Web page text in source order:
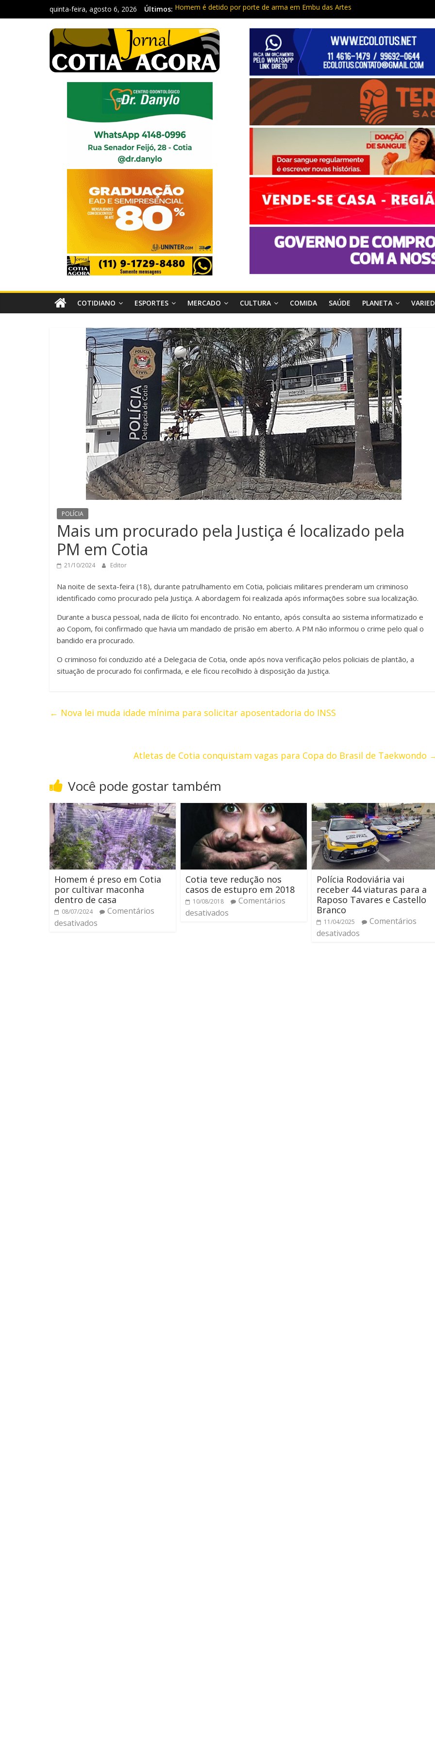
quinta-feira, agosto 6, 2026 Últimos: Homem é detido por porte de arma em Embu das Artes
Carretas da Capacitação trazem cursos gratuitos para Cotia e Vargem Grande
Traficante é preso com quase 400 porções de drogas no Jardim Rosemeire
Radares de Cotia vão passar por manutenção e vias serão interditadas
PM prende homem com grande quantidade de entorpecentes em Itapevi
COTIDIANO ESPORTES MERCADO CULTURA COMIDA SAÚDE PLANETA
POLÍCIA
Mais um procurado pela Justiça é localizado pela
PM em Cotia
21/10/2024 Editor
Na noite de sexta-feira (18), durante patrulhamento em Cotia, policiais militares prenderam um criminoso
identificado como procurado pela Justiça. A abordagem foi realizada após informações sobre sua localização.
Durante a busca pessoal, nada de ilícito foi encontrado. No entanto, após consulta ao sistema informatizado e
ao Copom, foi confirmado que havia um mandado de prisão em aberto. A PM não informou o crime pelo qual o
bandido era procurado.
O criminoso foi conduzido até a Delegacia de Cotia, onde após nova verificação pelos policiais de plantão, a
situação de procurado foi confirmada, e ele ficou recolhido à disposição da Justiça.
← Nova lei muda idade mínima para solicitar aposentadoria do INSS
Atletas de Cotia conquistam vagas para Copa do Brasil de Taekwondo
Você pode gostar também
Homem é preso em Cotia
por cultivar maconha
dentro de casa
08/07/2024
Comentários
desativados
Cotia teve redução nos
casos de estupro em 2018
10/08/2018
Comentários
desativados
Polícia Rodoviária vai
receber 44 viaturas para a
Raposo Tavares e Castello
Branco
11/04/2025
Comentários
desativados